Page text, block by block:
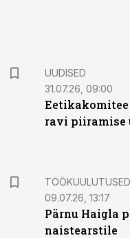
UUDISED
31.07.26, 09:00
ravi piiramise
ST
TÖÖKUULUTUSED
09.07.26, 13:17
Pärnu Haigla
naistearstile